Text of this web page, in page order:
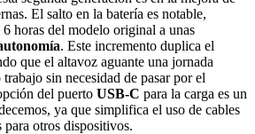
El salto en la batería es notable,
horas del modelo original a unas
. Este incremento duplica el
que el altavoz aguante una jornada
sin necesidad de pasar por el
del puerto USB-C para la carga es un
ya que simplifica el uso de cables
para otros dispositivos.